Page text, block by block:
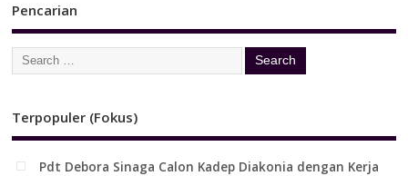
Pencarian
Terpopuler (Fokus)
Pdt Debora Sinaga Calon Kadep Diakonia dengan Kerja